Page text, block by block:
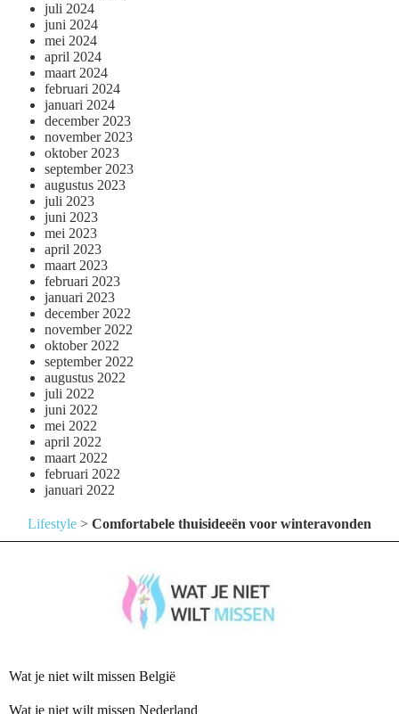
juli 2024
juni 2024
mei 2024
april 2024
maart 2024
februari 2024
januari 2024
december 2023
november 2023
oktober 2023
september 2023
augustus 2023
juli 2023
juni 2023
mei 2023
april 2023
maart 2023
februari 2023
januari 2023
december 2022
november 2022
oktober 2022
september 2022
augustus 2022
juli 2022
juni 2022
mei 2022
april 2022
maart 2022
februari 2022
januari 2022
Lifestyle > Comfortabele thuisideeën voor winteravonden
Wat je niet wilt missen België
Wat je niet wilt missen Nederland